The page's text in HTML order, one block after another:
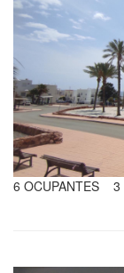
6 OCUPANTES 3